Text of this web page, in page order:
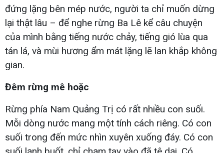
đứng lặng bên mép nước, người ta chỉ muốn dừng
lại thật lâu – để nghe rừng Ba Lê kể câu chuyện
của mình bằng tiếng nước chảy, tiếng gió lùa qua
tán lá, và mùi hương ẩm mát lặng lẽ lan khắp không
gian.
Đêm rừng mê hoặc
Rừng phía Nam Quảng Trị có rất nhiều con suối.
Mỗi dòng nước mang một tính cách riêng. Có con
suối trong đến mức nhìn xuyên xuống đáy. Có con